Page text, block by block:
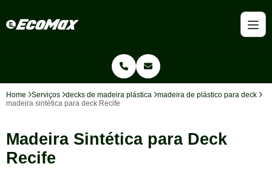
Home Serviços decks de madeira plástica
madeira de plástico para deck
madeira sintética para deck Recife
Madeira Sintética para Deck
Recife